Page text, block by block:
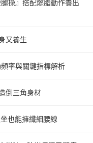
操』搭配燃脂動作養出
又養生
率與關鍵指標解析
倒三角身材
也能擁纖細腰線